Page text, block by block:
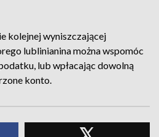
kolejnej wyniszczającej
lublinianina można wspomóc
lub wpłacając dowolną
konto.